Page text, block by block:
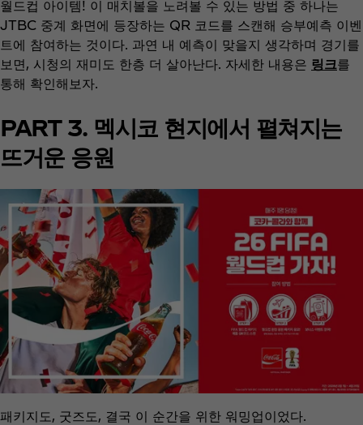
월드컵 아이템! 이 매치볼을 노려볼 수 있는 방법 중 하나는
JTBC 중계 화면에 등장하는 QR 코드를 스캔해 승부예측 이벤
트에 참여하는 것이다. 과연 내 예측이 맞을지 생각하며 경기를
보면, 시청의 재미도 한층 더 살아난다. 자세한 내용은 링크를
통해 확인해보자.
PART 3. 멕시코 현지에서 펼쳐지는
뜨거운 응원
패키지도, 굿즈도, 결국 이 순간을 위한 워밍업이었다.